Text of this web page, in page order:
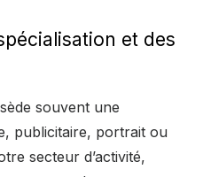
et des
souvent une
publicitaire, portrait ou
secteur d’activité,